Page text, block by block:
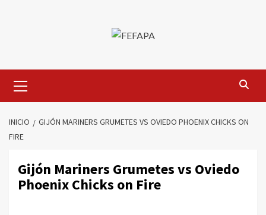
primario
INICIO
GIJÓN MARINERS GRUMETES VS OVIEDO PHOENIX CHICKS ON
FIRE
Gijón Mariners Grumetes vs Oviedo
Phoenix Chicks on Fire